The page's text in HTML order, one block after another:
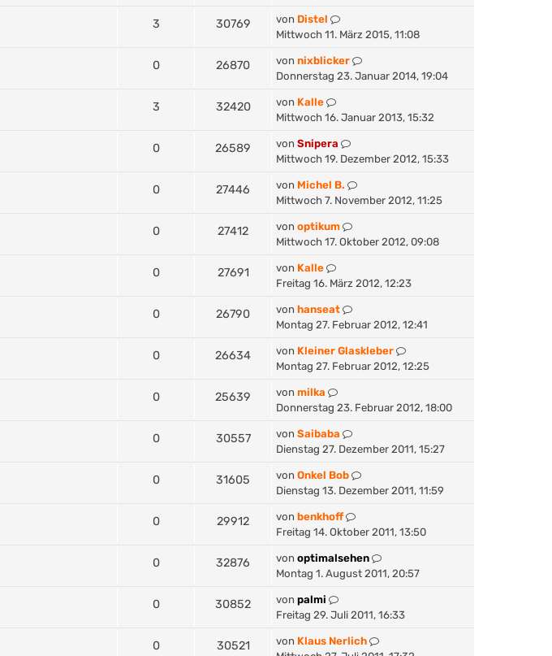
3 30769 von Distel
Mittwoch 11. März 2015, 11:08
0 26870 von nixblicker
Donnerstag 23. Januar 2014, 19:04
3 32420 von Kalle
Mittwoch 16. Januar 2013, 15:32
0 26589 von Snipera
Mittwoch 19. Dezember 2012, 15:33
0 27446 von Michel B.
Mittwoch 7. November 2012, 11:25
0 27412 von optikum
Mittwoch 17. Oktober 2012, 09:08
0 27691 von Kalle
Freitag 16. März 2012, 12:23
0 26790 von hanseat
Montag 27. Februar 2012, 12:41
0 26634 von Kleiner Glaskleber
Montag 27. Februar 2012, 12:25
0 25639 von milka
Donnerstag 23. Februar 2012, 18:00
0 30557 von Saibaba
Dienstag 27. Dezember 2011, 15:27
0 31605 von Onkel Bob
Dienstag 13. Dezember 2011, 11:59
0 29912 von benkhoff
Freitag 14. Oktober 2011, 13:50
0 32876 von optimalsehen
Montag 1. August 2011, 20:57
0 30852 von palmi
Freitag 29. Juli 2011, 16:33
0 30521 von Klaus Nerlich